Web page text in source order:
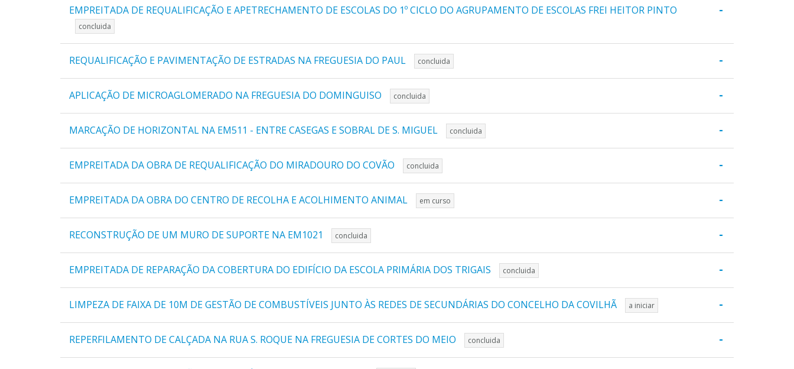
-
EMPREITADA DE REQUALIFICAÇÃO E APETRECHAMENTO DE ESCOLAS DO 1º CICLO DO AGRUPAMENTO DE ESCOLAS FREI HEITOR PINTO
concluida
-
REQUALIFICAÇÃO E PAVIMENTAÇÃO DE ESTRADAS NA FREGUESIA DO PAUL concluida
-
APLICAÇÃO DE MICROAGLOMERADO NA FREGUESIA DO DOMINGUISO concluida
-
MARCAÇÃO DE HORIZONTAL NA EM511 - ENTRE CASEGAS E SOBRAL DE S. MIGUEL concluida
-
EMPREITADA DA OBRA DE REQUALIFICAÇÃO DO MIRADOURO DO COVÃO concluida
-
EMPREITADA DA OBRA DO CENTRO DE RECOLHA E ACOLHIMENTO ANIMAL em curso
-
RECONSTRUÇÃO DE UM MURO DE SUPORTE NA EM1021 concluida
-
EMPREITADA DE REPARAÇÃO DA COBERTURA DO EDIFÍCIO DA ESCOLA PRIMÁRIA DOS TRIGAIS concluida
-
LIMPEZA DE FAIXA DE 10M DE GESTÃO DE COMBUSTÍVEIS JUNTO ÀS REDES DE SECUNDÁRIAS DO CONCELHO DA COVILHÃ a iniciar
-
REPERFILAMENTO DE CALÇADA NA RUA S. ROQUE NA FREGUESIA DE CORTES DO MEIO concluida